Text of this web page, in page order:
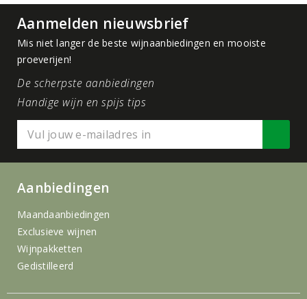
Aanmelden nieuwsbrief
Mis niet langer de beste wijnaanbiedingen en mooiste
proeverijen!
De scherpste aanbiedingen
Handige wijn en spijs tips
Aanbiedingen
Maandaanbiedingen
Exclusieve wijnen
Wijnpakketten
Gedistilleerd